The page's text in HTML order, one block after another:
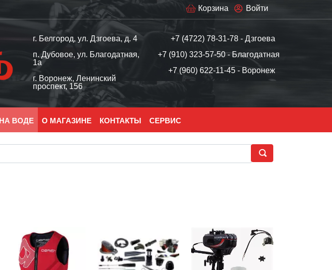
Войти
Корзина
г. Белгород, ул. Дзгоева, д. 4
п. Дубовое, ул. Благодатная,
1а
г. Воронеж, Ленинский
проспект, 156
+7 (4722) 78-31-78 - Дзгоева
+7 (910) 323-57-50 - Благодатная
+7 (960) 622-11-45 - Воронеж
ВОДЕ О МАГАЗИНЕ КОНТАКТЫ СЕРВИС